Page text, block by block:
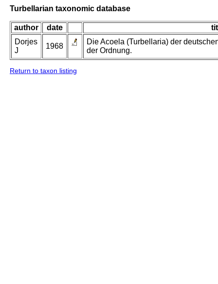
Turbellarian taxonomic database
author date
Dorjes
J
1968
Die Acoela (Turbellaria) der
der Ordnung.
Return to taxon listing